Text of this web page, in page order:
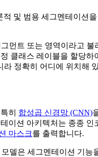
및 범용 세그멘테이션
먼트 또는 영역이라고
클래스 레이블을 할당
정확히 어디에 위치해
히 합성곱 신경망 (CNN)
이션 아키텍처는 종종
마스크를 출력합니다.
델은 세그멘테이션 기